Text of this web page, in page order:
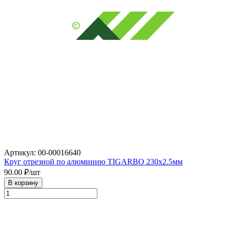
Артикул: 00-00016640
Круг отрезной по алюминию TIGARBO 230х2.5мм
90.00 ₽/шт
В корзину